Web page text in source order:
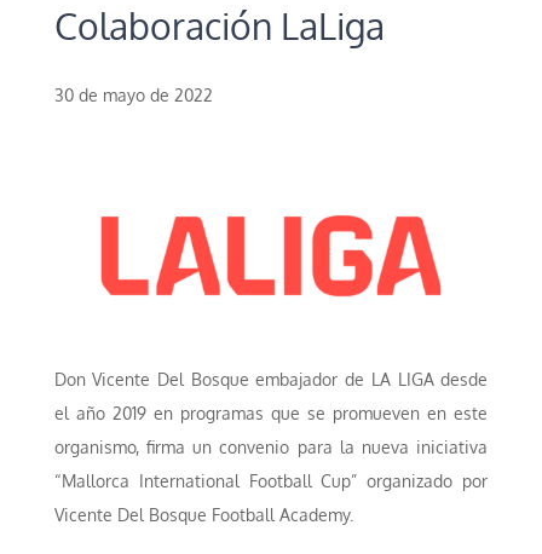
Colaboración LaLiga
30 de mayo de 2022
Don Vicente Del Bosque embajador de LA LIGA desde
el año 2019 en programas que se promueven en este
organismo, firma un convenio para la nueva iniciativa
“Mallorca International Football Cup” organizado por
Vicente Del Bosque Football Academy.